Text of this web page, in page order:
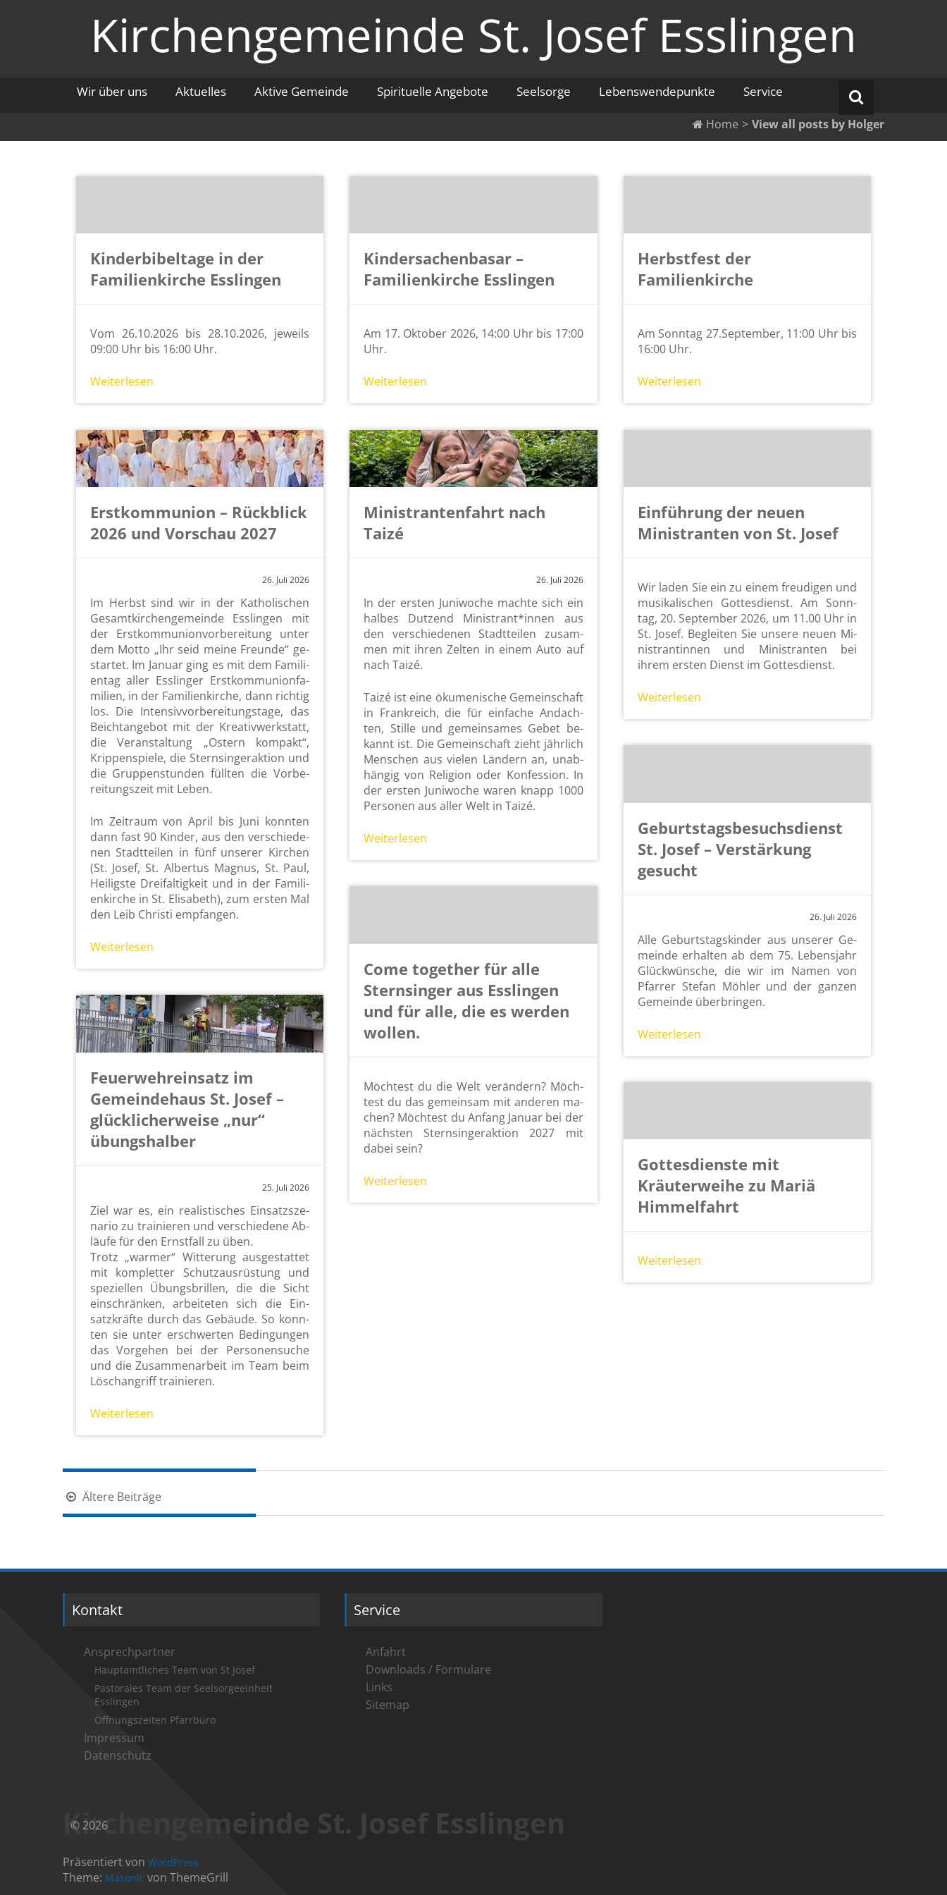
Kirchengemeinde St. Josef Esslingen
Wir über uns Aktuelles Aktive Gemeinde Spirituelle Angebote Seelsorge Lebenswendepunkte Service
Home > View all posts by Holger
Kinderbibeltage in der
Familienkirche Esslingen
Vom 26.10.2026 bis 28.10.2026, je­weils
09:00 Uhr bis 16:00 Uhr.
Wei­ter­le­sen
Kindersachenbasar –
Familienkirche Esslingen
Am 17. Ok­to­ber 2026, 14:00 Uhr bis 17:00
Uhr.
Wei­ter­le­sen
Herbstfest der
Familienkirche
Am Sonn­tag 27.​September, 11:00 Uhr bis
16:00 Uhr.
Wei­ter­le­sen
Erstkommunion – Rückblick
2026 und Vorschau 2027
26. Juli 2026
Im Herbst sind wir in der Ka­tho­li­schen
Ge­samt­kir­chen­ge­mein­de Ess­lin­gen mit
der Erst­kom­mu­ni­on­vor­be­rei­tung unter
dem Motto „Ihr seid meine Freun­de“ ge­
star­tet. Im Ja­nu­ar ging es mit dem Fa­mi­li­
en­tag aller Ess­lin­ger Erst­kom­mu­ni­on­fa­
mi­li­en, in der Fa­mi­li­en­kir­che, dann rich­tig
los. Die In­ten­siv­vor­be­rei­tungs­ta­ge, das
Beicht­an­ge­bot mit der Krea­tiv­werk­statt,
die Ver­an­stal­tung „Os­tern kom­pakt“,
Krip­pen­spie­le, die Stern­sin­ger­ak­ti­on und
die Grup­pen­stun­den füll­ten die Vor­be­
rei­tungs­zeit mit Leben.
Im Zeit­raum von April bis Juni konn­ten
dann fast 90 Kin­der, aus den ver­schie­de­
nen Stadt­tei­len in fünf un­se­rer Kir­chen
(St. Josef, St. Al­ber­tus Ma­gnus, St. Paul,
Hei­ligs­te Drei­fal­tig­keit und in der Fa­mi­li­
en­kir­che in St. Eli­sa­beth), zum ers­ten Mal
den Leib Chris­ti emp­fan­gen.
Wei­ter­le­sen
Ministrantenfahrt nach
Taizé
26. Juli 2026
In der ers­ten Ju­ni­wo­che mach­te sich ein
hal­bes Dut­zend Mi­nis­trant*innen aus
den ver­schie­de­nen Stadt­tei­len zu­sam­
men mit ihren Zel­ten in einem Auto auf
nach Taizé.
Taizé ist eine öku­me­ni­sche Ge­mein­schaft
in Frank­reich, die für ein­fa­che An­dach­
ten, Stil­le und ge­mein­sa­mes Gebet be­
kannt ist. Die Ge­mein­schaft zieht jähr­lich
Men­schen aus vie­len Län­dern an, un­ab­
hän­gig von Re­li­gi­on oder Kon­fes­si­on. In
der ers­ten Ju­ni­wo­che waren knapp 1000
Per­so­nen aus aller Welt in Taizé.
Wei­ter­le­sen
Einführung der neuen
Ministranten von St. Josef
Wir laden Sie ein zu einem freu­di­gen und
mu­si­ka­li­schen Got­tes­dienst. Am Sonn­
tag, 20. Sep­tem­ber 2026, um 11.00 Uhr in
St. Josef. Be­glei­ten Sie un­se­re neuen Mi­
nis­tran­tin­nen und Mi­nis­tran­ten bei
ihrem ers­ten Dienst im Got­tes­dienst.
Wei­ter­le­sen
Geburtstagsbesuchsdienst
St. Josef – Verstärkung
gesucht
26. Juli 2026
Alle Ge­burts­tags­kin­der aus un­se­rer Ge­
mein­de er­hal­ten ab dem 75. Le­bens­jahr
Glück­wün­sche, die wir im Namen von
Pfar­rer Ste­fan Möh­ler und der gan­zen
Ge­mein­de über­brin­gen.
Wei­ter­le­sen
Come together für alle
Sternsinger aus Esslingen
und für alle, die es werden
wollen.
Möch­test du die Welt ver­än­dern? Möch­
test du das ge­mein­sam mit an­de­ren ma­
chen? Möch­test du An­fang Ja­nu­ar bei der
nächs­ten Stern­sin­ger­ak­ti­on 2027 mit
dabei sein?
Wei­ter­le­sen
Feuerwehreinsatz im
Gemeindehaus St. Josef –
glücklicherweise „nur“
übungshalber
25. Juli 2026
Ziel war es, ein rea­lis­ti­sches Ein­satz­sze­
na­rio zu trai­nie­ren und ver­schie­de­ne Ab­
läu­fe für den Ernst­fall zu üben.
Trotz „war­mer“ Wit­te­rung aus­ge­stat­tet
mit kom­plet­ter Schutz­aus­rüs­tung und
spe­zi­el­len Übungs­bril­len, die die Sicht
ein­schrän­ken, ar­bei­te­ten sich die Ein­
satz­kräf­te durch das Ge­bäu­de. So konn­
ten sie unter er­schwer­ten Be­din­gun­gen
das Vor­ge­hen bei der Personen­suche
und die Zu­sam­men­ar­beit im Team beim
Lösch­an­griff trai­nie­ren.
Wei­ter­le­sen
Gottesdienste mit
Kräuterweihe zu Mariä
Himmelfahrt
Wei­ter­le­sen
Beitragsnavigation
Ältere Beiträge
Kontakt
Ansprechpartner
Hauptamtliches Team von St Josef
Pastorales Team der Seelsorgeeinheit
Esslingen
Öffnungszeiten Pfarrbüro
Impressum
Datenschutz
Service
Anfahrt
Downloads / Formulare
Links
Sitemap
Kirchengemeinde St. Josef Esslingen
© 2026
Präsentiert von WordPress
Theme: Masonic von ThemeGrill